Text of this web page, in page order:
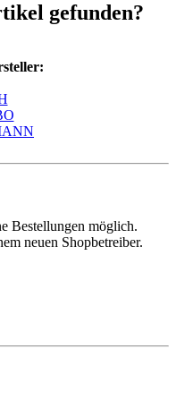
gefunden?
Bestellungen möglich.
neuen Shopbetreiber.